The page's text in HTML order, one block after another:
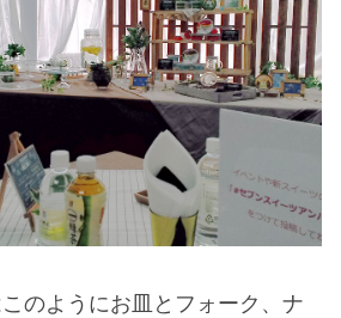
のようにお皿とフォーク、ナ